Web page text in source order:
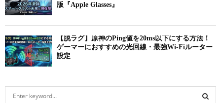
版『Apple Glasses』
【脱ラグ】原神のPing値を20ms以下にする方法！
ゲーマーにおすすめの光回線・最強Wi-Fiルーター
設定